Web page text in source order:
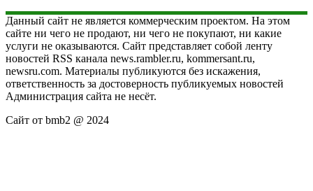
Данный сайт не является коммерческим проектом. На этом
сайте ни чего не продают, ни чего не покупают, ни какие
услуги не оказываются. Сайт представляет собой ленту
новостей RSS канала news.rambler.ru, kommersant.ru,
newsru.com. Материалы публикуются без искажения,
ответственность за достоверность публикуемых новостей
Администрация сайта не несёт.
Сайт от bmb2 @ 2024